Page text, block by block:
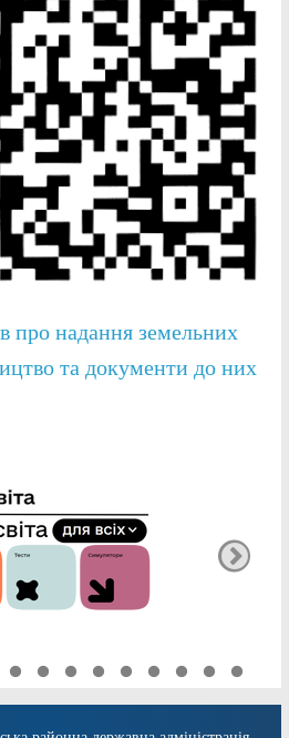
про надання земельних
та документи до них